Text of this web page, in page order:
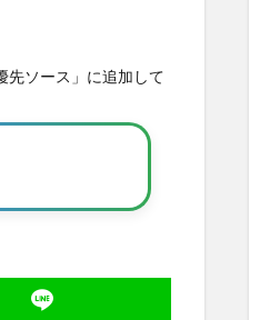
先ソース」に追加して